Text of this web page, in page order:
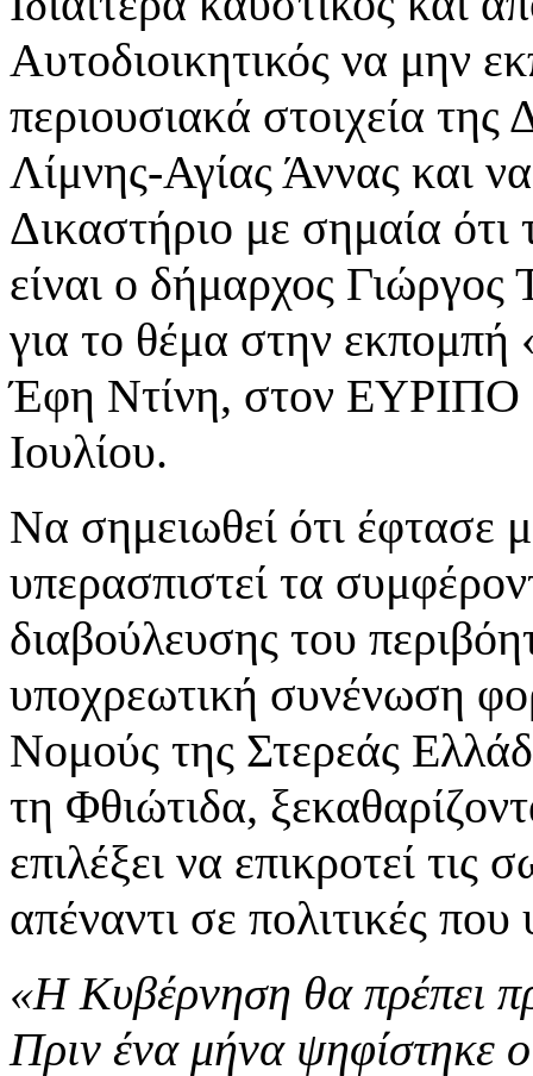
Αυτοδιοικητικός να μην
περιουσιακά στοιχεία
Λίμνης-Αγίας Άννας και
Δικαστήριο με σημαία ότι
είναι ο δήμαρχος
για το θέμα στην
Έφη Ντίνη, στον ΕΥΡΙΠΟ
Ιουλίου.
Να σημειωθεί ότι έφτασε
υπερασπιστεί τα
διαβούλευσης του
υποχρεωτική συνένωση
Νομούς της Στερεάς
τη Φθιώτιδα,
επιλέξει να επικροτεί τις
απέναντι σε πολιτικές
«Η Κυβέρνηση θα πρέπει
Πριν ένα μήνα ψηφίστηκε